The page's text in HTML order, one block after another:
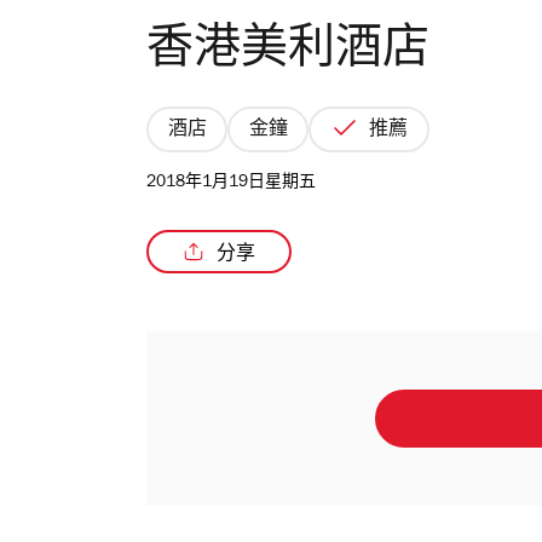
香港美利酒店
酒店 金鐘 推薦
2018年1月19日星期五
分享